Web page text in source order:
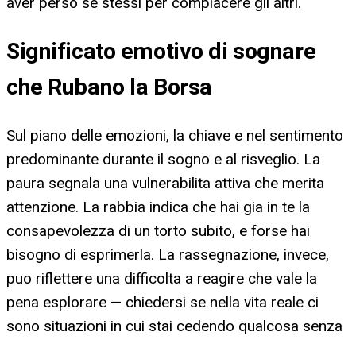
Significato emotivo di sognare
che Rubano la Borsa
Sul piano delle emozioni, la chiave e nel sentimento
predominante durante il sogno e al risveglio. La
paura segnala una vulnerabilita attiva che merita
attenzione. La rabbia indica che hai gia in te la
consapevolezza di un torto subito, e forse hai
bisogno di esprimerla. La rassegnazione, invece,
puo riflettere una difficolta a reagire che vale la
pena esplorare — chiedersi se nella vita reale ci
sono situazioni in cui stai cedendo qualcosa senza